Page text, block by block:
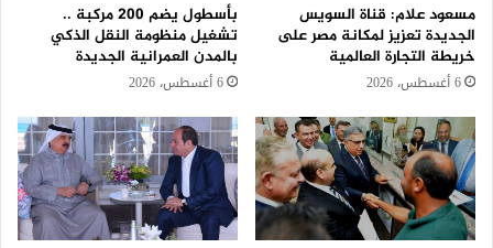
مسعود علام: قناة السويس
الجديدة تعزيز لمكانة مصر على
خريطة التجارة العالمية
6 أغسطس، 2026
بأسطول يضم 200 مركبة ..
تشغيل منظومة النقل الذكي
بالمدن العمرانية الجديدة
6 أغسطس، 2026